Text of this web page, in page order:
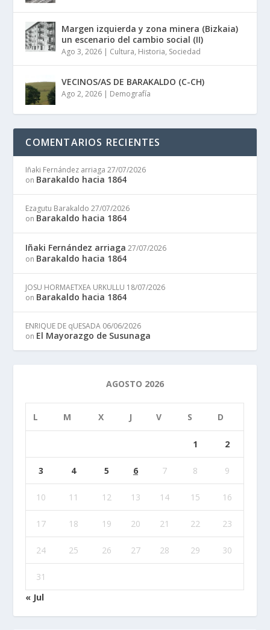
Margen izquierda y zona minera (Bizkaia)
un escenario del cambio social (II)
Ago 3, 2026 | Cultura, Historia, Sociedad
VECINOS/AS DE BARAKALDO (C-CH)
Ago 2, 2026 | Demografía
COMENTARIOS RECIENTES
Iñaki Fernández arriaga 27/07/2026
on Barakaldo hacia 1864
Ezagutu Barakaldo 27/07/2026
on Barakaldo hacia 1864
Iñaki Fernández arriaga 27/07/2026
on Barakaldo hacia 1864
JOSU HORMAETXEA URKULLU 18/07/2026
on Barakaldo hacia 1864
ENRIQUE DE qUESADA 06/06/2026
on El Mayorazgo de Susunaga
AGOSTO 2026
L M X J V S D
1 2
3 4 5 6 7 8 9
10 11 12 13 14 15 16
17 18 19 20 21 22 23
24 25 26 27 28 29 30
31
« Jul